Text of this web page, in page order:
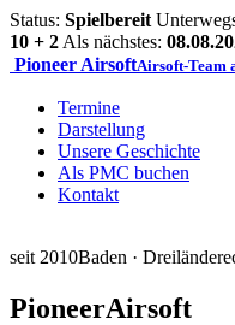
Status: Spielbereit
10 + 2 Als nächstes:
Pioneer AirsoftAirsoft-Team
Termine
Darstellung
Unsere Geschichte
Als PMC buchen
Kontakt
seit 2010Baden ·
PioneerAirsoft